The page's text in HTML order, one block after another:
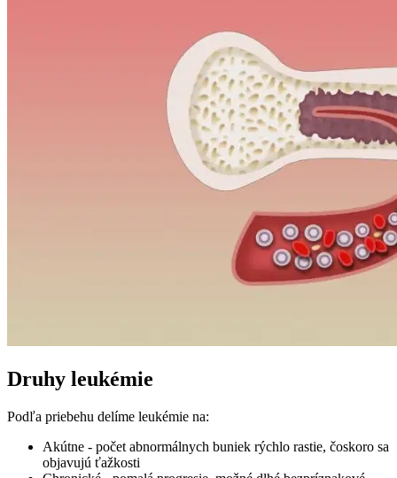
Druhy leukémie
Podľa priebehu delíme leukémie na:
Akútne - počet abnormálnych buniek rýchlo rastie, čoskoro sa
objavujú ťažkosti